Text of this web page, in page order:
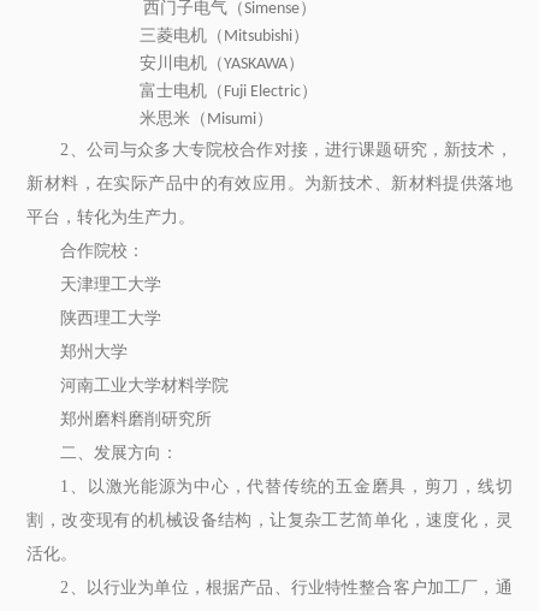
西门子电气（Simense）
三菱电机（ Mitsubishi）
安川电机（YASKAWA）
富士电机（ Fuji Electric）
米思米（ Misumi）
2、公司与众多大专院校合作对接，进行课题研究，新技术，
新材料，在实际产品中的有效应用。为新技术、新材料提供落地
平台，转化为生产力。
合作院校：
天津理工大学
陕西理工大学
郑州大学
河南工业大学材料学院
郑州磨料磨削研究所
二、发展方向：
1、以激光能源为中心，代替传统的五金磨具，剪刀，线切
割，改变现有的机械设备结构，让复杂工艺简单化，速度化，灵
活化。
2、以行业为单位，根据产品、行业特性整合客户加工厂，通